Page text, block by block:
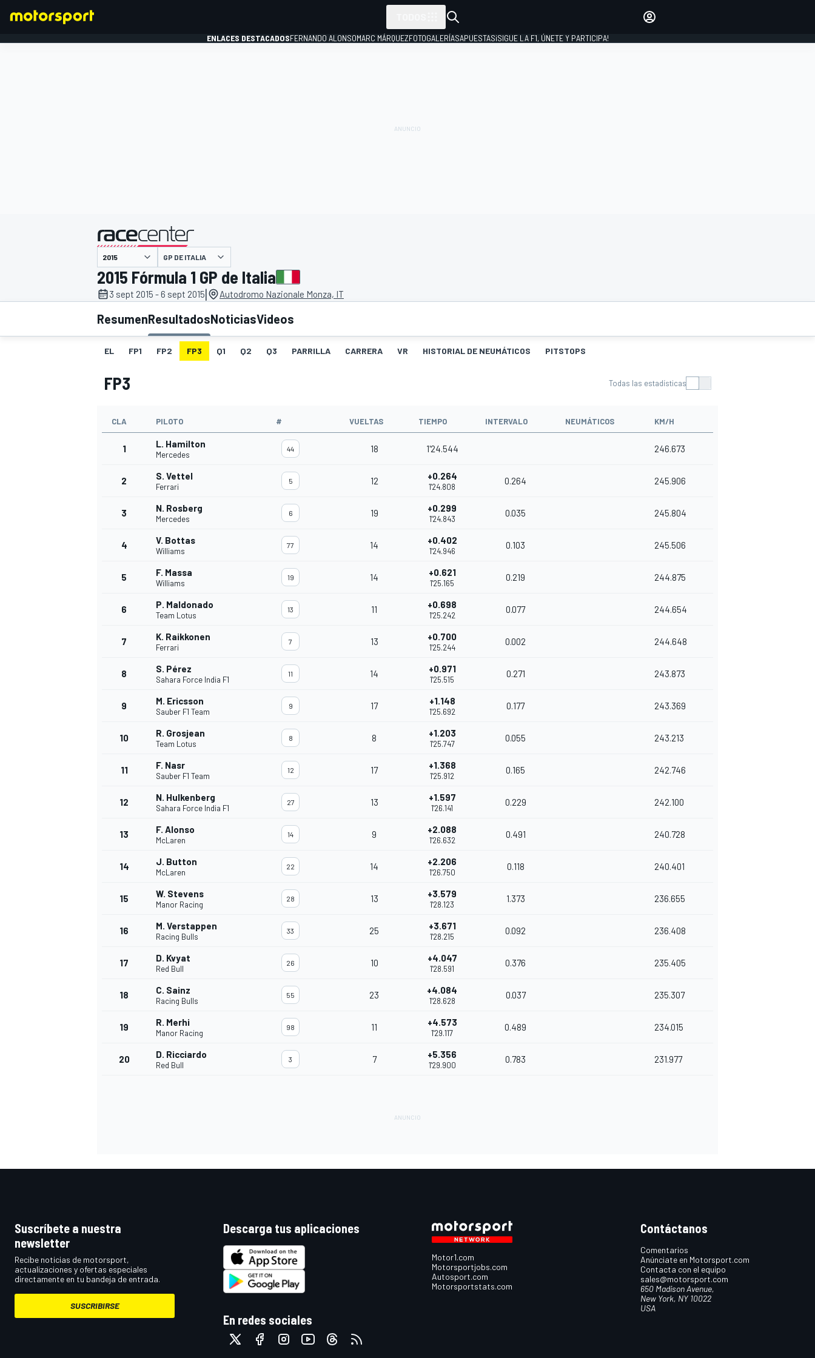
INDYCAR WRC
ENLACES DESTACADOSFERNANDO ALONSOMARC MÁRQUEZFOTOGALERÍASAPUESTAS¡SIGUE LA F1, ÚNETE Y PARTICIPA!
presentado por
GP DE ITALIA
2015 Fórmula 1 GP de Italia
3 sept 2015 - 6 sept 2015| Autodromo Nazionale Monza, IT
ResumenResultadosNoticiasVideos
EL FP1 FP2 FP3 Q1 Q2 Q3 PARRILLA CARRERA VR HISTORIAL DE NEUMÁTICOS PITSTOPS
FP3 Todas las estadísticas
CLA PILOTO # VUELTAS TIEMPO INTERVALO NEUMÁTICOS KM/H
1 L. Hamilton
Mercedes
44 18 1'24.544 246.673
2 S. Vettel
Ferrari
5 12 +0.264
1'24.808
0.264 245.906
3 N. Rosberg
Mercedes
6 19 +0.299
1'24.843
0.035 245.804
4 V. Bottas
Williams
77 14 +0.402
1'24.946
0.103 245.506
5 F. Massa
Williams
19 14 +0.621
1'25.165
0.219 244.875
6 P. Maldonado
Team Lotus
13 11 +0.698
1'25.242
0.077 244.654
7 K. Raikkonen
Ferrari
7 13 +0.700
1'25.244
0.002 244.648
8 S. Pérez
Sahara Force India F1
11 14 +0.971
1'25.515
0.271 243.873
9 M. Ericsson
Sauber F1 Team
9 17 +1.148
1'25.692
0.177 243.369
10 R. Grosjean
Team Lotus
8 8 +1.203
1'25.747
0.055 243.213
11 F. Nasr
Sauber F1 Team
12 17 +1.368
1'25.912
0.165 242.746
12 N. Hulkenberg
Sahara Force India F1
27 13 +1.597
1'26.141
0.229 242.100
13 F. Alonso
McLaren
14 9 +2.088
1'26.632
0.491 240.728
14 J. Button
McLaren
22 14 +2.206
1'26.750
0.118 240.401
15 W. Stevens
Manor Racing
28 13 +3.579
1'28.123
1.373 236.655
16 M. Verstappen
Racing Bulls
33 25 +3.671
1'28.215
0.092 236.408
17 D. Kvyat
Red Bull
26 10 +4.047
1'28.591
0.376 235.405
18 C. Sainz
Racing Bulls
55 23 +4.084
1'28.628
0.037 235.307
19 R. Merhi
Manor Racing
98 11 +4.573
1'29.117
0.489 234.015
20 D. Ricciardo
Red Bull
3 7 +5.356
1'29.900
0.783 231.977
Suscríbete a nuestra
newsletter
Recibe noticias de motorsport,
actualizaciones y ofertas especiales
directamente en tu bandeja de entrada.
SUSCRIBIRSE
Descarga tus aplicaciones
En redes sociales
Motor1.com
Motorsportjobs.com
Autosport.com
Motorsportstats.com
Contáctanos
Comentarios
Anúnciate en Motorsport.com
Contacta con el equipo
sales@motorsport.com
650 Madison Avenue,
New York, NY 10022
USA